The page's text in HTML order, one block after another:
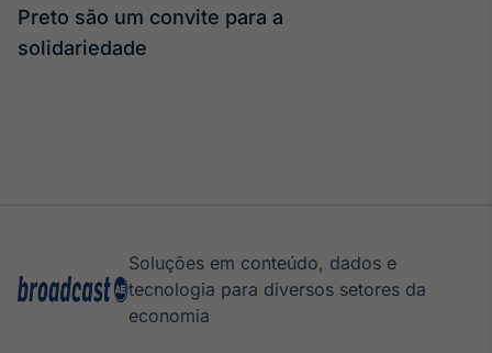
Preto são um convite para a
solidariedade
Soluções em conteúdo, dados e
tecnologia para diversos setores da
economia